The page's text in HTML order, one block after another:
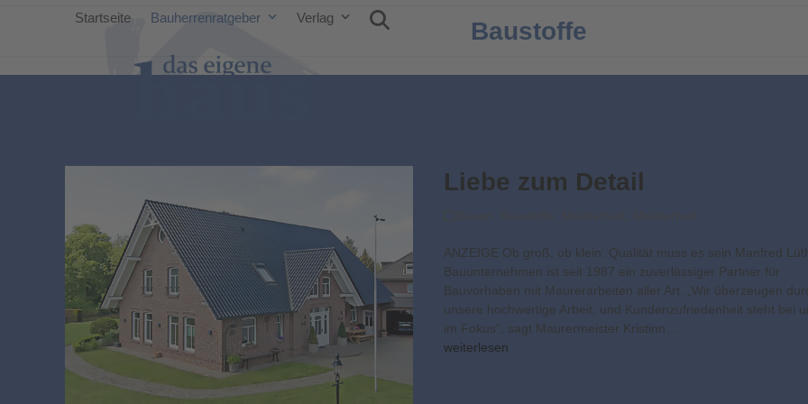
Startseite Bauherrenratgeber Verlag Baustoffe
Liebe zum Detail
ANZEIGE Ob groß, ob klein: Qualität muss es sein Manfred
Bauunternehmen ist seit 1987 ein zuverlässiger Partner für
Bauvorhaben mit Maurerarbeiten aller Art. „Wir überzeugen
unsere hochwertige Arbeit, und Kundenzufriedenheit steht bei
im Fokus“, sagt Maurermeister Kristinn…
weiterlesen